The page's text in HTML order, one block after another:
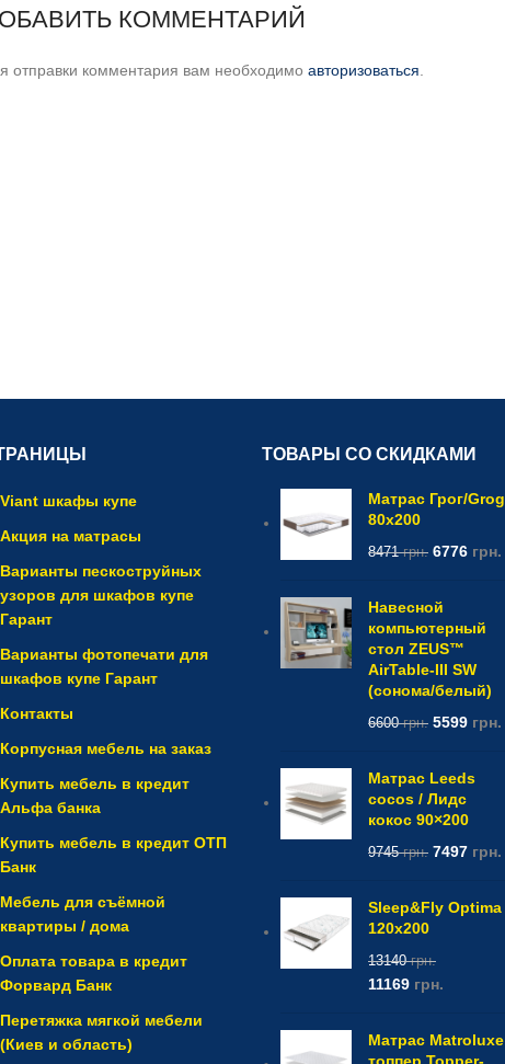
КОММЕНТАРИЙ
отправки комментария вам необходимо авторизоваться
Viant шкафы купе
Акция на матрасы
Варианты пескоструйных
узоров для шкафов купе
Гарант
Варианты фотопечати для
шкафов купе Гарант
Контакты
Корпусная мебель на заказ
Купить мебель в кредит
Альфа банка
Купить мебель в кредит ОТП
Банк
Мебель для съёмной
квартиры / дома
Оплата товара в кредит
Форвард Банк
Перетяжка мягкой мебели
(Киев и область)
ТОВАРЫ СО СКИДКАМИ
Матрас Грог/Grog
80x200
8471грн. 6776 грн.
Навесной
компьютерный
стол ZEUS™
AirTable-III SW
(сонома/белый)
6600грн. 5599 грн.
Матрас Leeds
cocos / Лидс
кокос 90×200
9745грн. 7497 грн.
Sleep&Fly Optima
120x200
13140грн.
11169 грн.
Матрас Matroluxe
топпер Topper-